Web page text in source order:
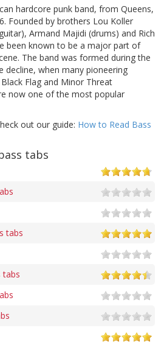
hardcore punk band, from Queens,
Founded by brothers Lou Koller
Armand Majidi (drums) and Rich
been known to be a major part of
The band was formed during the
when many pioneering
Flag and Minor Threat
now one of the most popular
out our guide: How to Read Bass
tabs
tabs
tabs